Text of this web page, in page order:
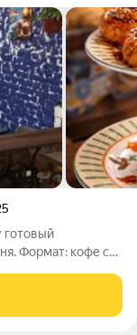
готовый